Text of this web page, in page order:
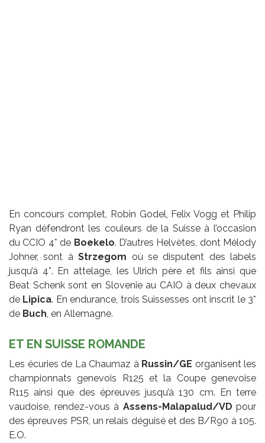
En concours complet, Robin Godel, Felix Vogg et Philip
Ryan défendront les couleurs de la Suisse à l’occasion
du CCIO 4* de Boekelo. D’autres Helvètes, dont Mélody
Johner, sont àStrzegom où se disputent des labels
jusqu’à 4*. En attelage, les Ulrich père et fils ainsi que
Beat Schenk sont en Slovenie au CAIO à deux chevaux
de Lipica. En endurance, trois Suissesses ont inscrit le 3*
de Buch, en Allemagne.
ET EN SUISSE ROMANDE
Les écuries de La Chaumaz à Russin/GE organisent les
championnats genevois R125 et la Coupe genevoise
R115 ainsi que des épreuves jusqu’à 130 cm. En terre
vaudoise, rendez-vous à Assens-Malapalud/VD pour
des épreuves PSR, un relais déguisé et des B/R90 à 105.
E.O.